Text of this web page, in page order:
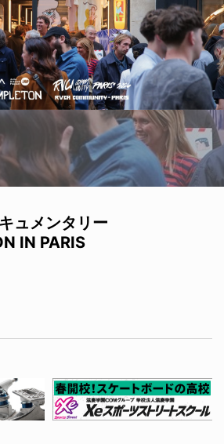
ュメンタリー
IN PARIS